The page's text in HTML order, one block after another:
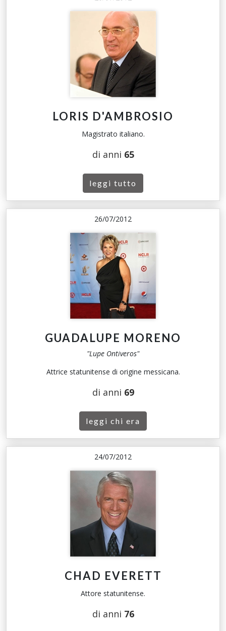
LORIS D'AMBROSIO
Magistrato italiano.
di anni 65
leggi tutto
26/07/2012
GUADALUPE MORENO
"Lupe Ontiveros"
Attrice statunitense di origine messicana.
di anni 69
leggi chi era
24/07/2012
CHAD EVERETT
Attore statunitense.
di anni 76